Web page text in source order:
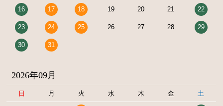
16 17 18 19 20 21 22
23 24 25 26 27 28 29
30 31
2026年09月
日 月 火 水 木 金 土